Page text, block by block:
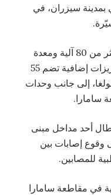
بمدينة سيزران، في
وذكرت وزارة الطوارئ الروسية أن أكثر من 80 آلية ومعدة
تشارك في موقع الحادث، مع توجه تعزيزات إضافية تضم 55
إلى جانب وحدات
سامارا.
طال أحد مداخل مبنى
وقوع إصابات بين
للمصابين.
في مقاطعة سامارا